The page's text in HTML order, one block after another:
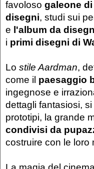
favoloso galeone di
disegni, studi sui
e l'album da
i primi disegni di
Lo stile Aardman,
come il paesaggio
ingegnose e
dettagli fantasiosi,
prototipi, la grande
condivisi da
costruire con le